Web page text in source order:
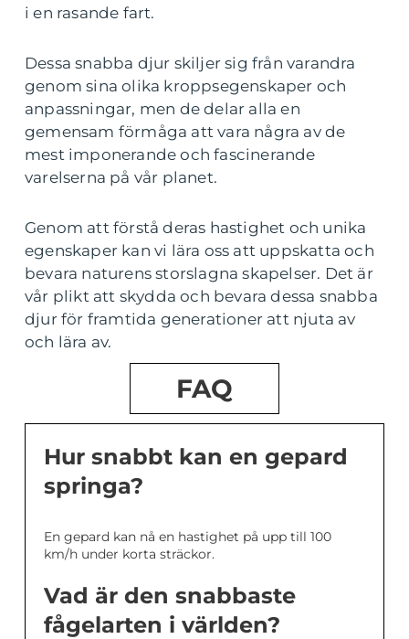
i en rasande fart.
Dessa snabba djur skiljer sig från varandra
genom sina olika kroppsegenskaper och
anpassningar, men de delar alla en
gemensam förmåga att vara några av de
mest imponerande och fascinerande
varelserna på vår planet.
Genom att förstå deras hastighet och unika
egenskaper kan vi lära oss att uppskatta och
bevara naturens storslagna skapelser. Det är
vår plikt att skydda och bevara dessa snabba
djur för framtida generationer att njuta av
och lära av.
FAQ
Hur snabbt kan en gepard
springa?
En gepard kan nå en hastighet på upp till 100
km/h under korta sträckor.
Vad är den snabbaste
fågelarten i världen?